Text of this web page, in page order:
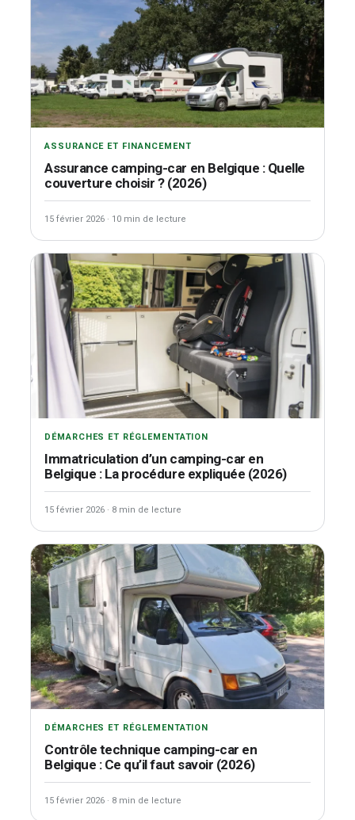
ASSURANCE ET FINANCEMENT
Assurance camping-car en Belgique : Quelle
couverture choisir ? (2026)
15 février 2026 · 10 min de lecture
DÉMARCHES ET RÉGLEMENTATION
Immatriculation d’un camping-car en
Belgique : La procédure expliquée (2026)
15 février 2026 · 8 min de lecture
DÉMARCHES ET RÉGLEMENTATION
Contrôle technique camping-car en
Belgique : Ce qu’il faut savoir (2026)
15 février 2026 · 8 min de lecture